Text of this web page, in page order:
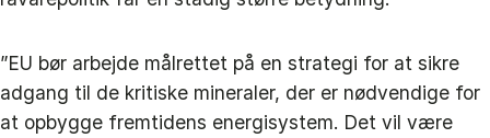
”EU bør arbejde målrettet på en strategi for at sikre
adgang til de kritiske mineraler, der er nødvendige for
at opbygge fremtidens energisystem. Det vil være